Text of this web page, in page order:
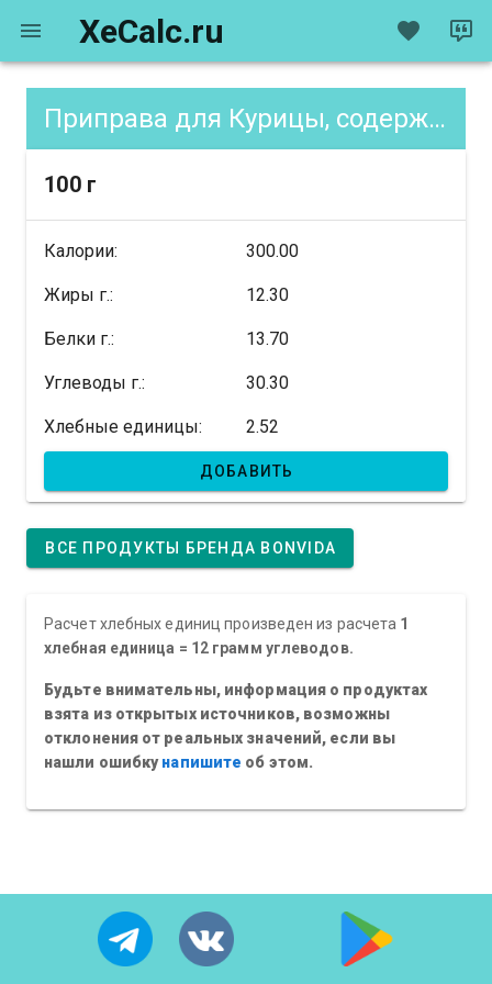
XeCalc.ru
Приправа для Курицы, содержание XE
100 г
Калории: 300.00
Жиры г.: 12.30
Белки г.: 13.70
Углеводы г.: 30.30
Хлебные единицы: 2.52
ДОБАВИТЬ
ВСЕ ПРОДУКТЫ БРЕНДА BONVIDA
Расчет хлебных единиц произведен из расчета 1
хлебная единица = 12 грамм углеводов.
Будьте внимательны, информация о продуктах
взята из открытых источников, возможны
отклонения от реальных значений, если вы
нашли ошибкунапишите об этом.